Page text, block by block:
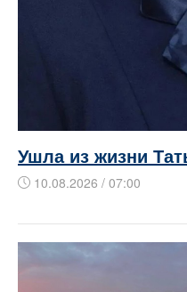
Ушла из жизни
10.08.2026 / 07:00